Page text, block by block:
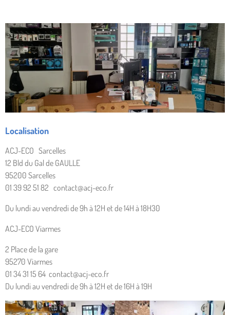
Localisation
ACJ-ECO Sarcelles
12 Bld du Gal de GAULLE
95200 Sarcelles
01 39 92 51 82 contact@acj-eco.fr
Du lundi au vendredi de 9h à 12H et de 14H à 18H30
ACJ-ECO Viarmes
2 Place de la gare
95270 Viarmes
01 34 31 15 64 contact@acj-eco.fr
Du lundi au vendredi de 9h à 12H et de 16H à 19H